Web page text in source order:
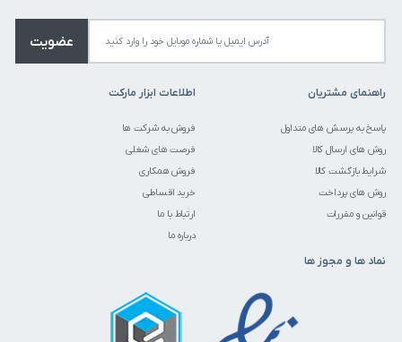
عضویت
راهنمای مشتریان
پاسخ به پرسش های متداول
روش های ارسال کالا
شرایط بازگشت کالا
روش های پرداخت
قوانین و مقررات
اطلاعات ابزار مارکت
فروش به شرکت ها
فرصت های شغلی
فروش همکاری
خرید اقساطی
ارتباط با ما
درباره ما
نماد ها و مجوز ها